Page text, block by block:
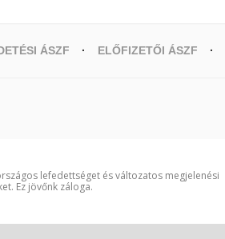
ÁSZF ELŐFIZETŐI ÁSZF
lefedettséget és változatos megjelenési
Ez jövőnk záloga.